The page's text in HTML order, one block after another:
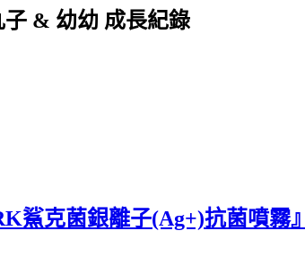
& 幼幼 成長紀錄
鯊克菌銀離子(Ag+)抗菌噴霧